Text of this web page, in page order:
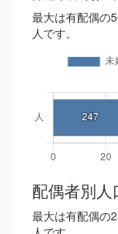
最大は有配偶の
人です。
配偶者別人
最大は有配偶の